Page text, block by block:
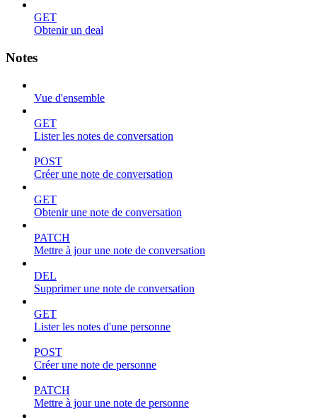
GET
Obtenir un deal
Notes
Vue d'ensemble
GET
Lister les notes de conversation
POST
Créer une note de conversation
GET
Obtenir une note de conversation
PATCH
Mettre à jour une note de conversation
DEL
Supprimer une note de conversation
GET
Lister les notes d'une personne
POST
Créer une note de personne
PATCH
Mettre à jour une note de personne